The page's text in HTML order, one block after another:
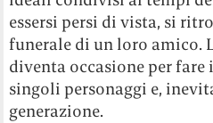
essersi persi di vista, si
funerale di un loro amico.
diventa occasione per
singoli personaggi e,
generazione.